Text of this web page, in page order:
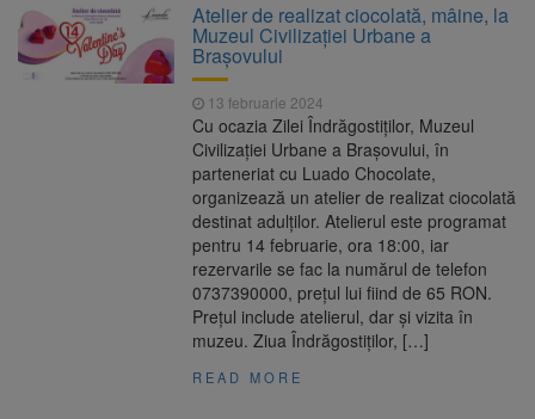
Atelier de realizat ciocolată, mâine, la
Muzeul Civilizației Urbane a
Brașovului
13 februarie 2024
Cu ocazia Zilei Îndrăgostiților, Muzeul
Civilizației Urbane a Brașovului, în
parteneriat cu Luado Chocolate,
organizează un atelier de realizat ciocolată
destinat adulților. Atelierul este programat
pentru 14 februarie, ora 18:00, iar
rezervarile se fac la numărul de telefon
0737390000, prețul lui fiind de 65 RON.
Prețul include atelierul, dar și vizita în
muzeu. Ziua Îndrăgostiților, […]
READ MORE